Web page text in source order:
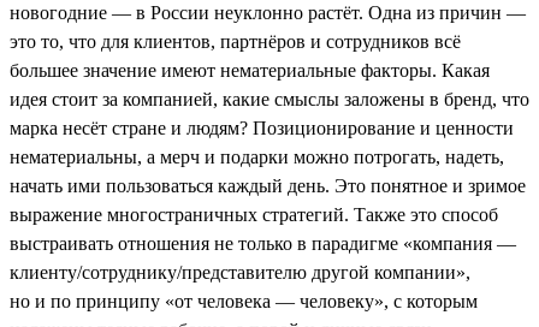
новогодние — в России неуклонно растёт. Одна из причин —
это то, что для клиентов, партнёров и сотрудников всё
большее значение имеют нематериальные факторы. Какая
идея стоит за компанией, какие смыслы заложены в бренд, что
марка несёт стране и людям? Позиционирование и ценности
нематериальны, а мерч и подарки можно потрогать, надеть,
начать ими пользоваться каждый день. Это понятное и зримое
выражение многостраничных стратегий. Также это способ
выстраивать отношения не только в парадигме «компания —
клиенту/сотруднику/представителю другой компании»,
но и по принципу «от человека — человеку», с которым